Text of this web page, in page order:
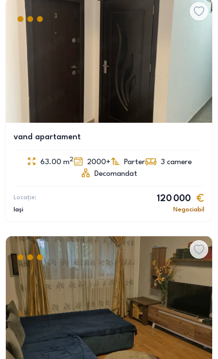
vand apartament
63.00 m2 2000+ Parter 3 camere
Decomandat
Locație:
Iași
120 000
Negociabil